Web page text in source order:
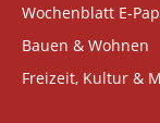
Wochenblatt E-
Bauen & Wohnen
Freizeit, Kultur &